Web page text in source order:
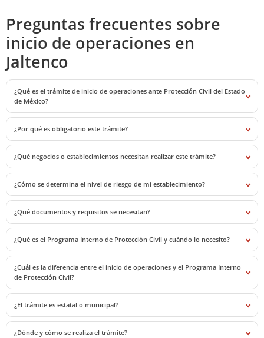
Preguntas frecuentes sobre
inicio de operaciones en
Jaltenco
¿Qué es el trámite de inicio de operaciones ante Protección Civil del Estado
de México?
¿Por qué es obligatorio este trámite?
¿Qué negocios o establecimientos necesitan realizar este trámite?
¿Cómo se determina el nivel de riesgo de mi establecimiento?
¿Qué documentos y requisitos se necesitan?
¿Qué es el Programa Interno de Protección Civil y cuándo lo necesito?
¿Cuál es la diferencia entre el inicio de operaciones y el Programa Interno
de Protección Civil?
¿El trámite es estatal o municipal?
¿Dónde y cómo se realiza el trámite?